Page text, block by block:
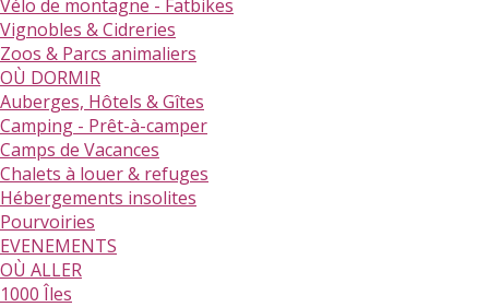
Vélo de montagne - Fatbikes
Vignobles & Cidreries
Zoos & Parcs animaliers
OÙ DORMIR
Auberges, Hôtels & Gîtes
Camping - Prêt-à-camper
Camps de Vacances
Chalets à louer & refuges
Hébergements insolites
Pourvoiries
EVENEMENTS
OÙ ALLER
1000 Îles